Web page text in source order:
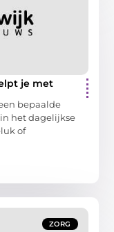
je met
bepaalde
het dagelijkse
of
ZORG